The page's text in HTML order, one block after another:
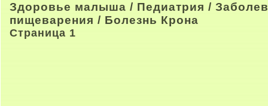
Здоровье малыша / Педиатрия /
пищеварения / Болезнь Крона
Страница 1